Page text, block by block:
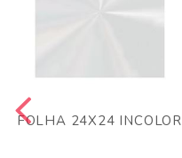
FOLHA 24X24 INCOLOR